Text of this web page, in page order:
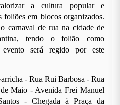
a cultura popular e
em blocos organizados.
carnaval de rua na cidade de
tendo o folião como
será regido por este
- Rua Rui Barbosa - Rua
Maio - Avenida Frei Manuel
- Chegada à Praça da